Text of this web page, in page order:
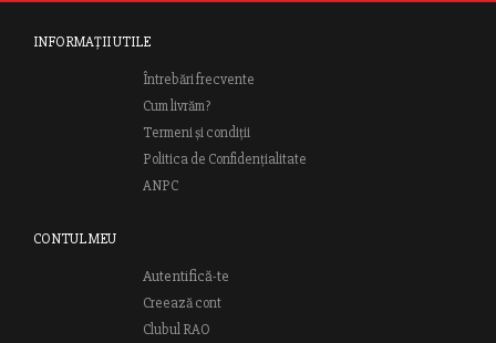
INFORMAȚII UTILE
Întrebări frecvente
Cum livrăm?
Termeni și condiții
Politica de Confidențialitate
ANPC
CONTUL MEU
Autentifică-te
Creează cont
Clubul RAO